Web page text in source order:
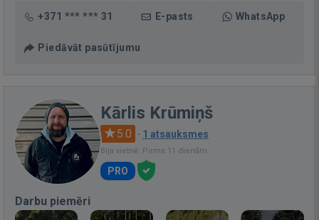
+371 *** *** 31 E-pasts WhatsApp
Piedāvāt pasūtījumu
Kārlis Krūmiņš
5.0 · 1 atsauksmes
Bija vietnē: Pirms 11 dienām
PRO
Darbu piemēri